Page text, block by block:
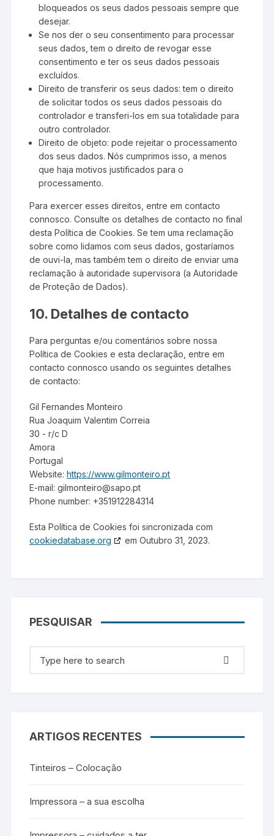
bloqueados os seus dados pessoais sempre que
desejar.
Se nos der o seu consentimento para processar
seus dados, tem o direito de revogar esse
consentimento e ter os seus dados pessoais
excluídos.
Direito de transferir os seus dados: tem o direito
de solicitar todos os seus dados pessoais do
controlador e transferi-los em sua totalidade para
outro controlador.
Direito de objeto: pode rejeitar o processamento
dos seus dados. Nós cumprimos isso, a menos
que haja motivos justificados para o
processamento.
Para exercer esses direitos, entre em contacto
connosco. Consulte os detalhes de contacto no final
desta Política de Cookies. Se tem uma reclamação
sobre como lidamos com seus dados, gostaríamos
de ouvi-la, mas também tem o direito de enviar uma
reclamação à autoridade supervisora (a Autoridade
de Proteção de Dados).
10. Detalhes de contacto
Para perguntas e/ou comentários sobre nossa
Política de Cookies e esta declaração, entre em
contacto connosco usando os seguintes detalhes
de contacto:
Gil Fernandes Monteiro
Rua Joaquim Valentim Correia
30 - r/c D
Amora
Portugal
Website:https://www.gilmonteiro.pt
E-mail:gilmonteiro@sapo.pt
Phone number: +351912284314
Esta Política de Cookies foi sincronizada com
cookiedatabase.org
em Outubro 31, 2023.
PESQUISAR
ARTIGOS RECENTES
Tinteiros – Colocação
Impressora – a sua escolha